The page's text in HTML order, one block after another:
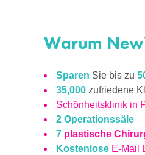
Warum
Sparen Sie bis zu
35,000 zufriedene
Schönheitsklinik in
2 Operationssäle
7 plastische
Kostenlose E-Mail